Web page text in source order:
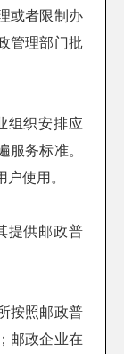
或者限制办
管理部门批
组织安排应
服务标准。
使用。
提供邮政普
按照邮政普
邮政企业在